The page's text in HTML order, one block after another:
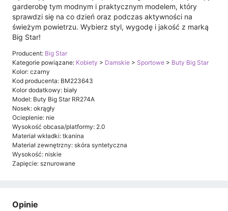
garderobę tym modnym i praktycznym modelem, który
sprawdzi się na co dzień oraz podczas aktywności na
świeżym powietrzu. Wybierz styl, wygodę i jakość z marką
Big Star!
Producent: Big Star
Kategorie powiązane: Kobiety > Damskie > Sportowe > Buty Big Star
Kolor: czarny
Kod producenta: BM223643
Kolor dodatkowy: biały
Model: Buty Big Star RR274A
Nosek: okrągły
Ocieplenie: nie
Wysokość obcasa/platformy: 2.0
Materiał wkładki: tkanina
Materiał zewnętrzny: skóra syntetyczna
Wysokość: niskie
Zapięcie: sznurowane
Opinie